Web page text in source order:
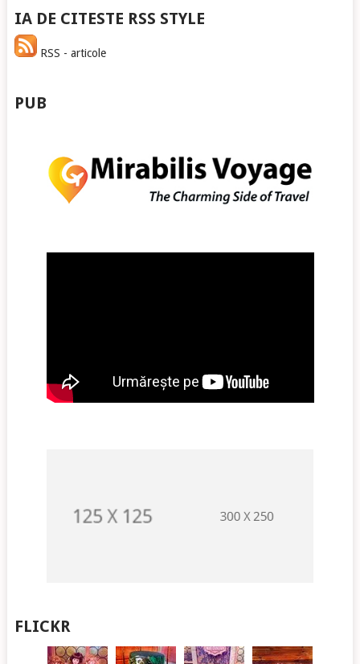
IA DE CITESTE RSS STYLE
RSS - articole
PUB
FLICKR